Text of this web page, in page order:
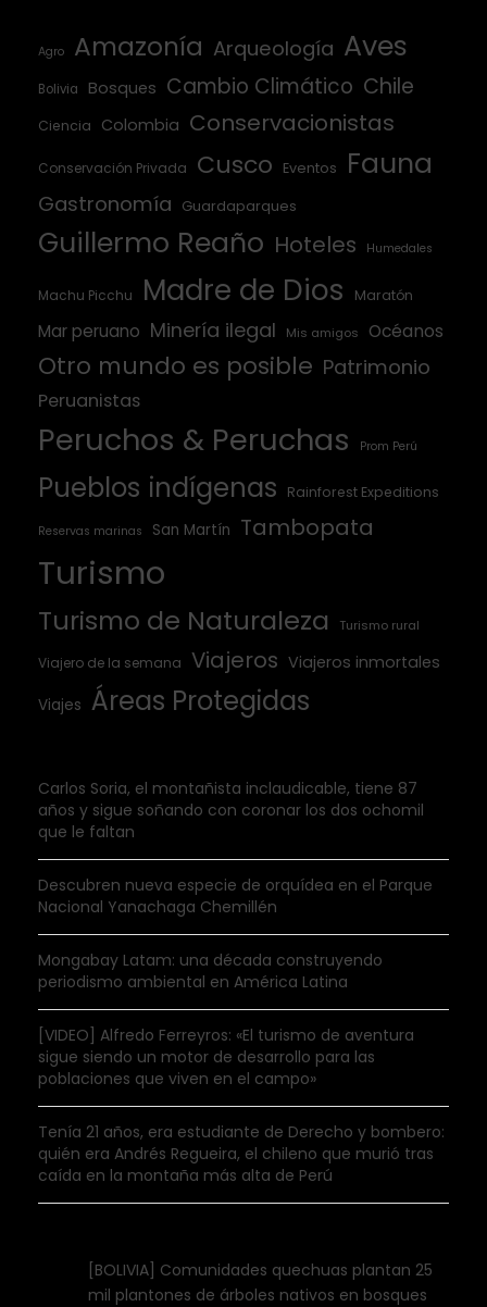
Agro Amazonía Arqueología Aves
Bolivia Bosques Cambio Climático Chile
Ciencia Colombia Conservacionistas
Conservación Privada Cusco Eventos Fauna
Gastronomía Guardaparques
Guillermo Reaño Hoteles Humedales
Machu Picchu Madre de Dios Maratón
Mar peruano Minería ilegal Mis amigos Océanos
Otro mundo es posible Patrimonio
Peruanistas
Peruchos & Peruchas Prom Perú
Pueblos indígenas Rainforest Expeditions
Reservas marinas San Martín Tambopata
Turismo
Turismo de Naturaleza Turismo rural
Viajero de la semana Viajeros Viajeros inmortales
Viajes Áreas Protegidas
Carlos Soria, el montañista inclaudicable, tiene 87
años y sigue soñando con coronar los dos ochomil
que le faltan
Descubren nueva especie de orquídea en el Parque
Nacional Yanachaga Chemillén
Mongabay Latam: una década construyendo
periodismo ambiental en América Latina
[VIDEO] Alfredo Ferreyros: «El turismo de aventura
sigue siendo un motor de desarrollo para las
poblaciones que viven en el campo»
Tenía 21 años, era estudiante de Derecho y bombero:
quién era Andrés Regueira, el chileno que murió tras
caída en la montaña más alta de Perú
[BOLIVIA] Comunidades quechuas plantan 25
mil plantones de árboles nativos en bosques